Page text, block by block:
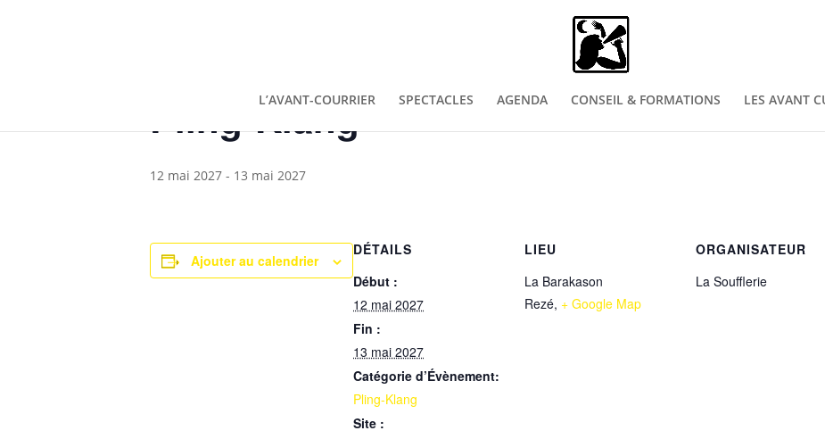
L’AVANT-COURRIER SPECTACLES AGENDA CONSEIL & FORMATIONS LES AVANT
Pling-Klang
12 mai 2027 - 13 mai 2027
Ajouter au calendrier
DÉTAILS
Début :
12 mai 2027
Fin :
13 mai 2027
Catégorie d’Évènement:
Pling-Klang
Site :
LIEU
La Barakason
Rezé, + Google Map
ORGANISATEUR
La Soufflerie